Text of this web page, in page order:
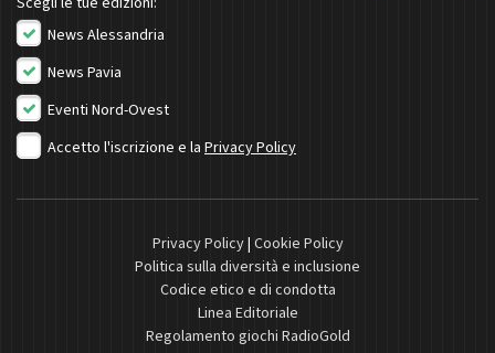
News Alessandria
News Pavia
Eventi Nord-Ovest
Accetto l'iscrizione e la Privacy Policy
Privacy Policy| Cookie Policy
Politica sulla diversità e inclusione
Codice etico e di condotta
Linea Editoriale
Regolamento giochi RadioGold